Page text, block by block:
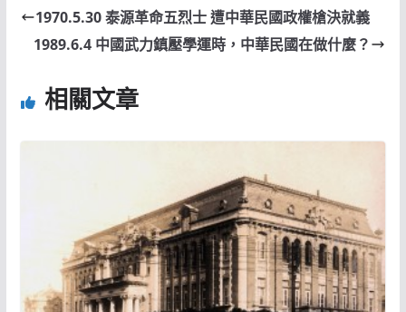
1970.5.30 泰源革命五烈士 遭中華民國政權槍決就義
1989.6.4 中國武力鎮壓學運時，中華民國在做什麼？
相關文章